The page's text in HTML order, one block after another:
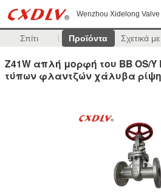
Wenzhou Xidelong Valve
Σπίτι Προϊόντα Σχετικά
Z41W απλή μορφή του BB OS/
τύπων φλαντζών χάλυβα